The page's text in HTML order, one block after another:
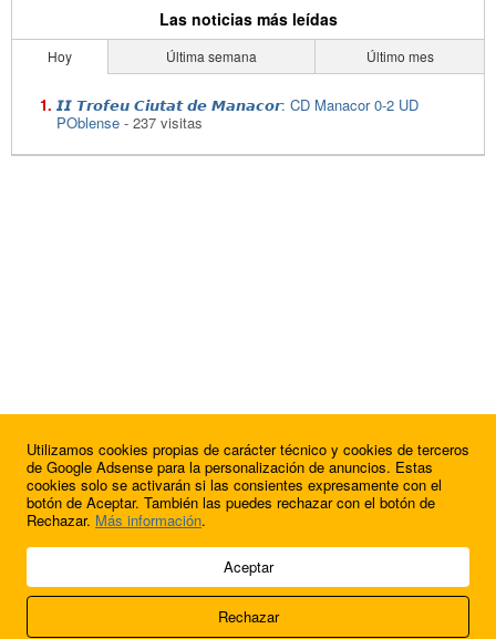
Las noticias más leídas
Hoy Última semana Último mes
𝙄𝙄 𝙏𝙧𝙤𝙛𝙚𝙪 𝘾𝙞𝙪𝙩𝙖𝙩 𝙙𝙚 𝙈𝙖𝙣𝙖𝙘𝙤𝙧: CD Manacor 0-2 UD
POblense - 237 visitas
© 2009 - 2026 Soluciones Corporativas IP, SL.
Acerca de nosotros
Utilizamos cookies propias de carácter técnico y cookies de terceros
de Google Adsense para la personalización de anuncios. Estas
cookies solo se activarán si las consientes expresamente con el
botón de Aceptar. También las puedes rechazar con el botón de
Rechazar. Más información.
Aceptar
Rechazar